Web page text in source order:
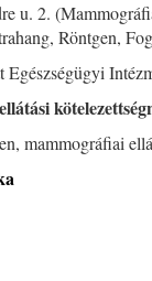
u. 2.
Röntgen,
Egészségügyi
ellátási
mammográfiai